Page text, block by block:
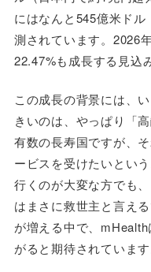
にはなんと545億米ド
測されています。2026
22.47%も成長する見込
この成長の背景には、
きいのは、やっぱり「
有数の長寿国ですが、
ービスを受けたいとい
行くのが大変な方でも
はまさに救世主と言え
が増える中で、
がると期待されています